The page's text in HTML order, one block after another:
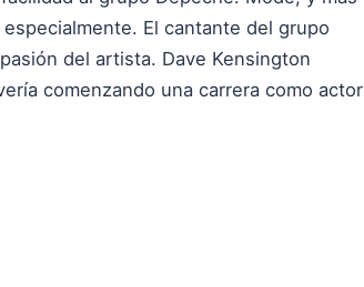
El cantante del grupo
del artista. Dave Kensington
comenzando una carrera como actor